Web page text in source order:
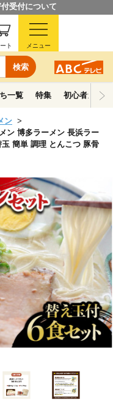
受付について
検索
ト メニュー
一覧 特集 初心者ガイド
ン
ン 博多ラーメン 長浜ラー
簡単 調理 とんこつ 豚骨